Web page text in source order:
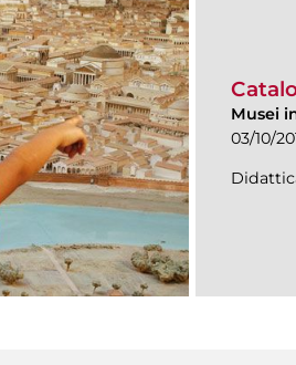
Musei
03/10/